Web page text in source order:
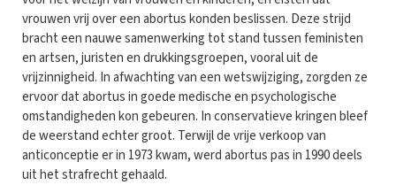
vrouwen vrij over een abortus konden beslissen. Deze strijd
bracht een nauwe samenwerking tot stand tussen feministen
en artsen, juristen en drukkingsgroepen, vooral uit de
vrijzinnigheid. In afwachting van een wetswijziging, zorgden ze
ervoor dat abortus in goede medische en psychologische
omstandigheden kon gebeuren. In conservatieve kringen bleef
de weerstand echter groot. Terwijl de vrije verkoop van
anticonceptie er in 1973 kwam, werd abortus pas in 1990 deels
uit het strafrecht gehaald.